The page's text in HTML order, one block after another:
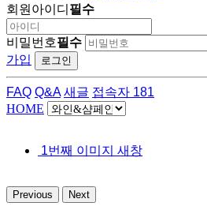
회원아이디 필수
비밀번호필수
가입
로그인
FAQ Q&A 새글 접속자 181
HOME
1번째 이미지 새창
Previous Next